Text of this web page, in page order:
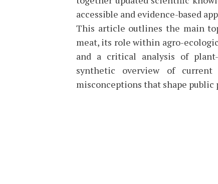
accessible and evidence-based
This article outlines the main
meat, its role within agro-
and a critical analysis of
synthetic overview of
misconceptions that shape public